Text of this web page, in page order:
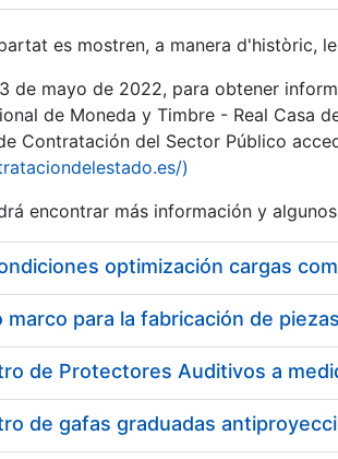
es mostren, a manera d'històric,
de mayo de 2022, para obtener
de Moneda y Timbre - Real Casa
Contratación del Sector Público
)
encontrar más información y
optimización cargas
marco para la fabricación de piezas